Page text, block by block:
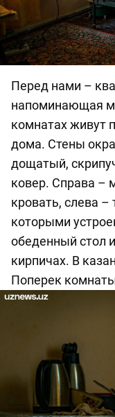
Перед нами –
напоминающая
комнатах живут
дома. Стены
дощатый,
ковер. Справа –
кровать, слева –
которыми
обеденный стол
кирпичах. В
Поперек